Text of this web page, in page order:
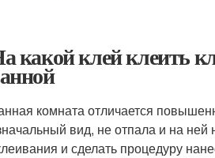
какой клей клеить
комната отличается
вид, не отпала и на ней
и сделать процедуру